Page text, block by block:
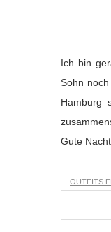
Ich bin
Sohn
Hamburg
Gute
OUTFITS